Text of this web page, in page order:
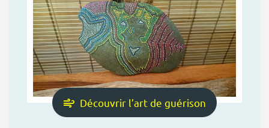
Découvrir l’art de guérison